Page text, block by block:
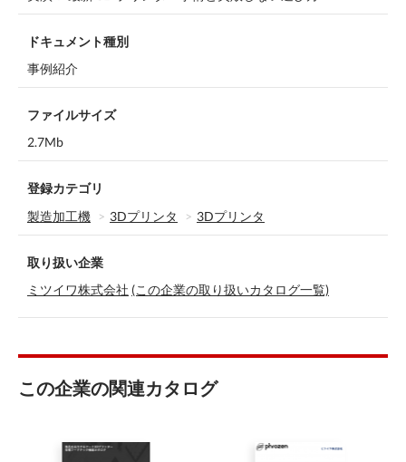
ドキュメント種別
事例紹介
ファイルサイズ
2.7Mb
登録カテゴリ
製造加工機
3Dプリンタ 3Dプリンタ
取り扱い企業
ミツイワ株式会社 (この企業の取り扱いカタログ一覧)
この企業の関連カタログ